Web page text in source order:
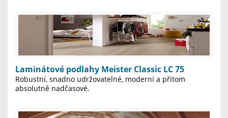
Laminátové podlahy Meister Classic LC 75
Robustní, snadno udržovatelné, moderní a přitom
absolutně nadčasové.